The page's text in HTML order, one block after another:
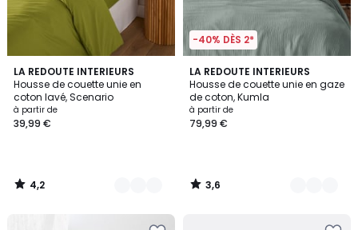
LA REDOUTE INTERIEURS
Housse de couette unie en
coton lavé, Scenario
à partir de
39,99 €
4,2
/ 5
18
Couleurs
4,2
/
-40% DÈS 2*
LA REDOUTE INTERIEURS
Housse de couette unie en gaze
de coton, Kumla
à partir de
79,99 €
3,6
/ 5
17
Couleurs
3,6
/